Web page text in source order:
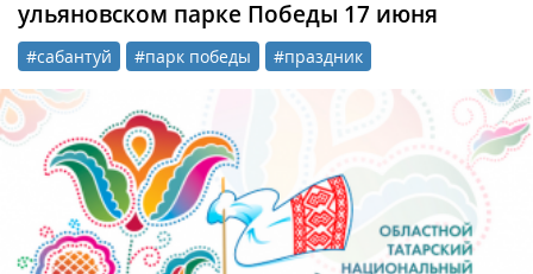
ульяновском парке Победы 17 июня
#сабантуй #парк победы #праздник